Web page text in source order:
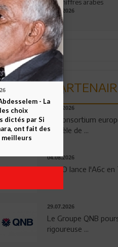
aux chiffres arabes
09.07.2026
06.08.2026
Un consortium
modèle de ...
04.08.2026
OPPO lance l'A6c
29.07.2026
Le Groupe QNB
rigoureuse ...
- La
choix
dictés par Si
ont fait des
meilleurs